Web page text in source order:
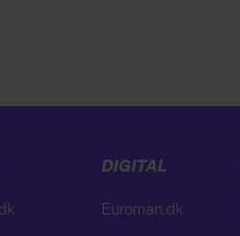
DIGITAL
Euroman.dk